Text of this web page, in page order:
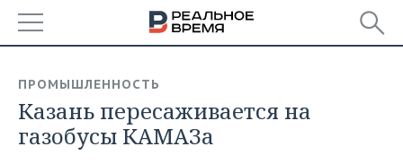
БАШКОРТОСТАН
ТАТАРСТАН
НОВОСТИ
АНАЛИТИКА
ПРОМЫШЛЕННОСТЬ
Казань пересаживается на
газобусы КАМАЗа